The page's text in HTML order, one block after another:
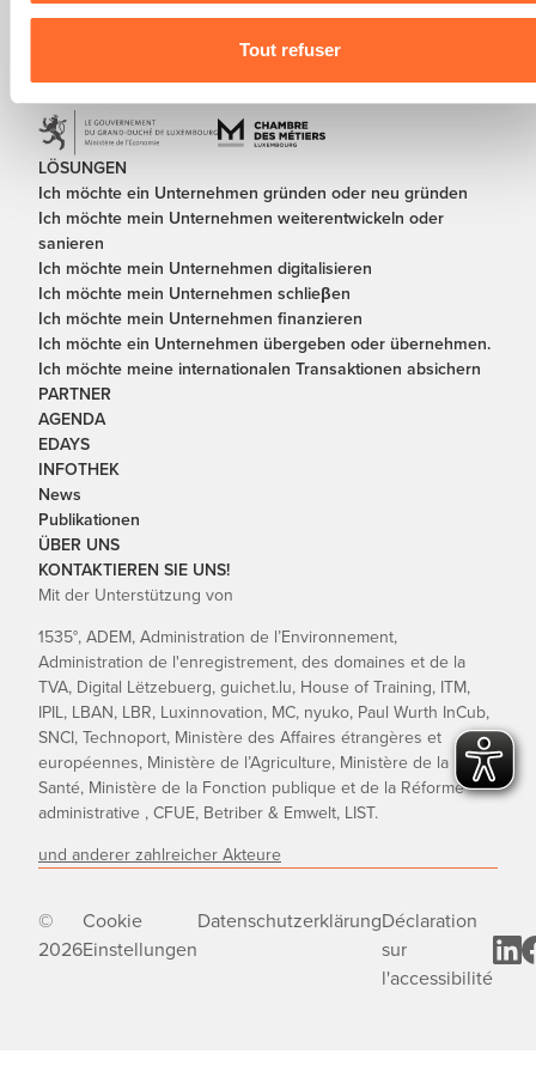
Tout refuser
In Partnerschaft mit
LÖSUNGEN
Ich möchte ein Unternehmen gründen oder neu gründen
Ich möchte mein Unternehmen weiterentwickeln oder
sanieren
Ich möchte mein Unternehmen digitalisieren
Ich möchte mein Unternehmen schlieβen
Ich möchte mein Unternehmen finanzieren
Ich möchte ein Unternehmen übergeben oder übernehmen.
Ich möchte meine internationalen Transaktionen absichern
PARTNER
AGENDA
EDAYS
INFOTHEK
News
Publikationen
ÜBER UNS
KONTAKTIEREN SIE UNS!
Mit der Unterstützung von
1535°, ADEM, Administration de l’Environnement,
Administration de l'enregistrement, des domaines et de la
TVA, Digital Lëtzebuerg, guichet.lu, House of Training, ITM,
IPIL, LBAN, LBR, Luxinnovation, MC, nyuko, Paul Wurth InCub,
SNCI, Technoport, Ministère des Affaires étrangères et
européennes, Ministère de l’Agriculture, Ministère de la
Santé, Ministère de la Fonction publique et de la Réforme
administrative , CFUE, Betriber & Emwelt, LIST.
und anderer zahlreicher Akteure
©
2026
Cookie
Einstellungen
DatenschutzerklärungDéclaration
sur
l'accessibilité